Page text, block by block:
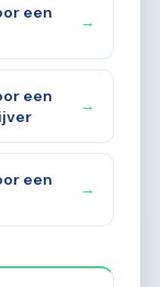
een
→
een
→
een
→